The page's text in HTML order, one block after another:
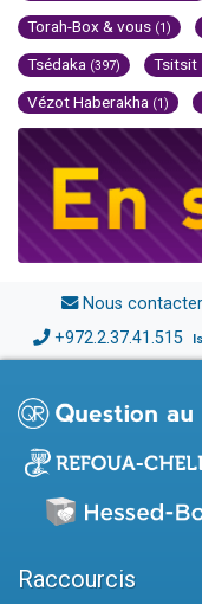
Torah-Box & vous (1)
Tsédaka (397) Tsitsit
Vézot Haberakha (1)
Nous contacter
+972.2.37.41.515
Raccourcis